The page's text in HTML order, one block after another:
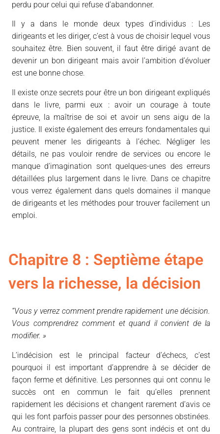
perdu pour celui qui refuse d’abandonner.
Il y a dans le monde deux types d’individus : Les
dirigeants et les diriger, c’est à vous de choisir lequel vous
souhaitez être. Bien souvent, il faut être dirigé avant de
devenir un bon dirigeant mais avoir l’ambition d’évoluer
est une bonne chose.
Il existe onze secrets pour être un bon dirigeant expliqués
dans le livre, parmi eux : avoir un courage à toute
épreuve, la maîtrise de soi et avoir un sens aigu de la
justice. Il existe également des erreurs fondamentales qui
peuvent mener les dirigeants à l’échec. Négliger les
détails, ne pas vouloir rendre de services ou encore le
manque d’imagination sont quelques-unes des erreurs
détaillées plus largement dans le livre. Dans ce chapitre
vous verrez également dans quels domaines il manque
de dirigeants et les méthodes pour trouver facilement un
emploi.
Chapitre 8 : Septième étape
vers la richesse, la décision
“Vous y verrez comment prendre rapidement une décision.
Vous comprendrez comment et quand il convient de la
modifier. »
L’indécision est le principal facteur d’échecs, c’est
pourquoi il est important d’apprendre à se décider de
façon ferme et définitive. Les personnes qui ont connu le
succès ont en commun le fait qu’elles prennent
rapidement les décisions et changent rarement d’avis ce
qui les font parfois passer pour des personnes obstinées.
Au contraire, la plupart des gens sont indécis et ont du